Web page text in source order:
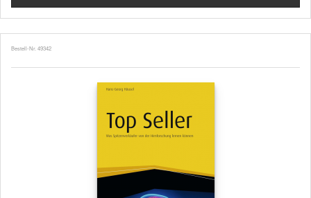
Bestell-Nr. 49342